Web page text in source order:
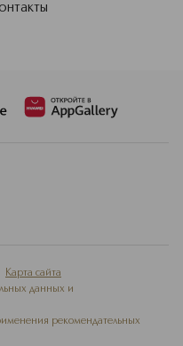
Карта сайта
данных и
рекомендательных